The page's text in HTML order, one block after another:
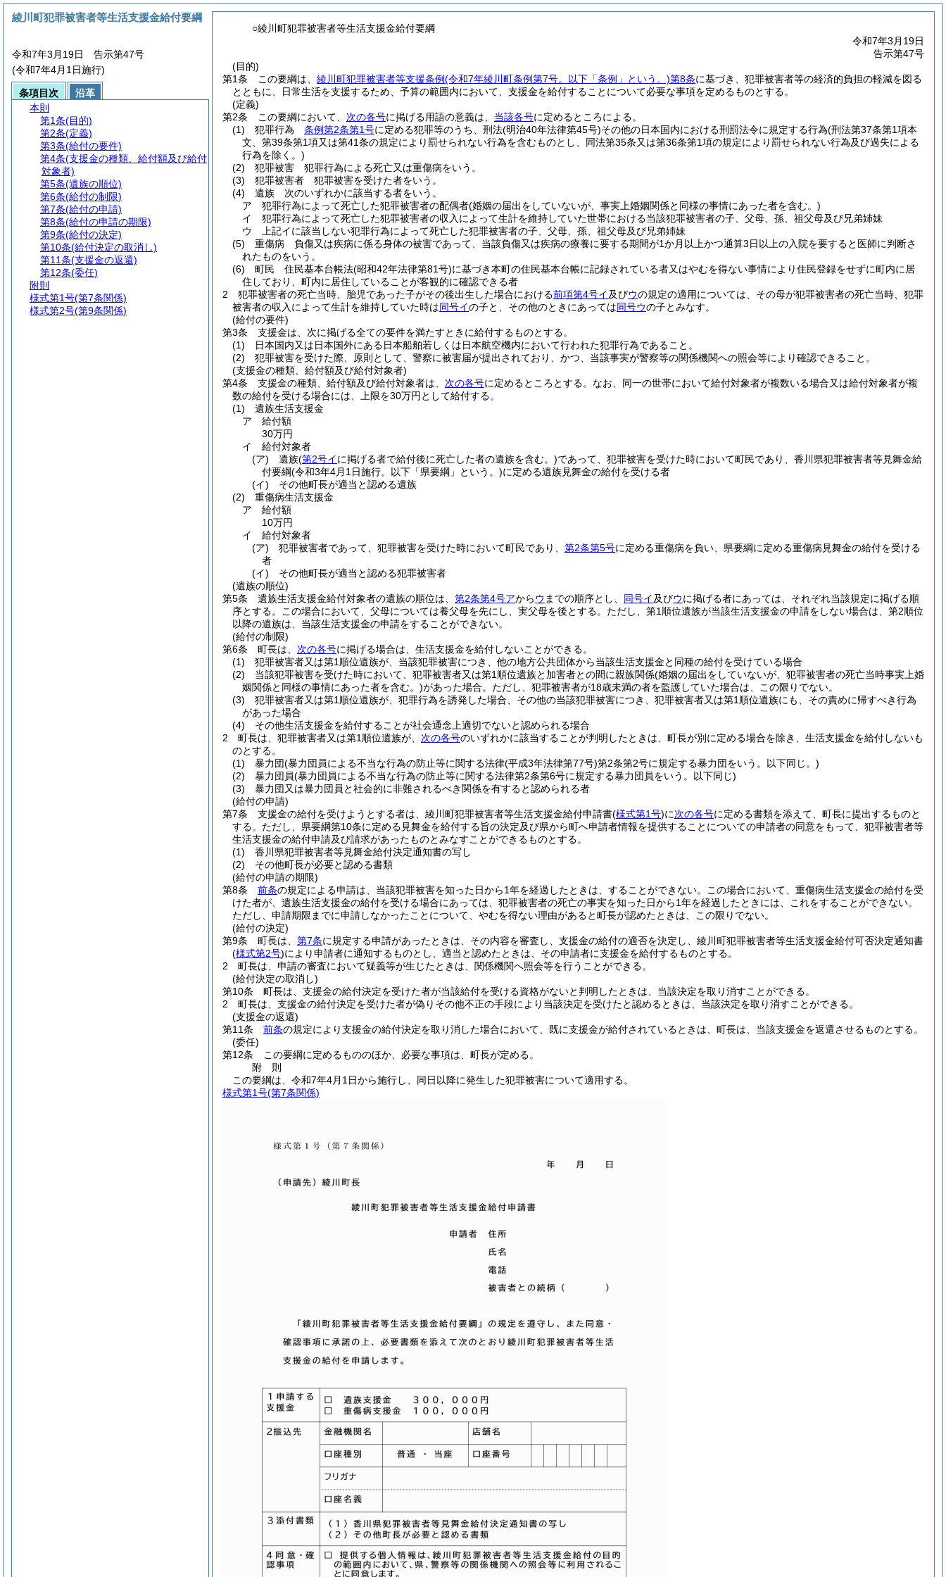
○綾川町犯罪被害者等生活支援金給付要綱
令和7年3月19日
告示第47号
(目的)
第1条
この要綱は、 綾川町犯罪被害者等支援条例(令和7年綾川町条例第7号。以下「条例」という。)第8条に基づき、犯罪被害者等の経済的負担の軽減を図る
とともに、日常生活を支援するため、予算の範囲内において、支援金を給付することについて必要な事項を定めるものとする。
(定義)
第2条
この要綱において、 次の各号に掲げる用語の意義は、 当該各号に定めるところによる。
(1)
犯罪行為 条例第2条第1号に定める犯罪等のうち、刑法(明治40年法律第45号)その他の日本国内における刑罰法令に規定する行為(刑法第37条第1項本
文、第39条第1項又は第41条の規定により罰せられない行為を含むものとし、同法第35条又は第36条第1項の規定により罰せられない行為及び過失による
行為を除く。)
(2)
犯罪被害 犯罪行為による死亡又は重傷病をいう。
(3)
犯罪被害者 犯罪被害を受けた者をいう。
(4)
遺族 次のいずれかに該当する者をいう。
ア
犯罪行為によって死亡した犯罪被害者の配偶者(婚姻の届出をしていないが、事実上婚姻関係と同様の事情にあった者を含む。)
イ
犯罪行為によって死亡した犯罪被害者の収入によって生計を維持していた世帯における当該犯罪被害者の子、父母、孫、祖父母及び兄弟姉妹
ウ
上記イに該当しない犯罪行為によって死亡した犯罪被害者の子、父母、孫、祖父母及び兄弟姉妹
(5)
重傷病 負傷又は疾病に係る身体の被害であって、当該負傷又は疾病の療養に要する期間が1か月以上かつ通算3日以上の入院を要すると医師に判断さ
れたものをいう。
(6)
町民 住民基本台帳法(昭和42年法律第81号)に基づき本町の住民基本台帳に記録されている者又はやむを得ない事情により住民登録をせずに町内に居
住しており、町内に居住していることが客観的に確認できる者
2
犯罪被害者の死亡当時、胎児であった子がその後出生した場合における前項第4号イ及びウの規定の適用については、その母が犯罪被害者の死亡当時、犯罪
被害者の収入によって生計を維持していた時は同号イの子と、その他のときにあっては同号ウの子とみなす。
(給付の要件)
第3条
支援金は、次に掲げる全ての要件を満たすときに給付するものとする。
(1)
日本国内又は日本国外にある日本船舶若しくは日本航空機内において行われた犯罪行為であること。
(2)
犯罪被害を受けた際、原則として、警察に被害届が提出されており、かつ、当該事実が警察等の関係機関への照会等により確認できること。
(支援金の種類、給付額及び給付対象者)
第4条
支援金の種類、給付額及び給付対象者は、 次の各号に定めるところとする。 なお、同一の世帯において給付対象者が複数いる場合又は給付対象者が複
数の給付を受ける場合には、上限を30万円として給付する。
(1)
遺族生活支援金
ア
給付額
30万円
イ
給付対象者
(ア)
遺族(第2号イに掲げる者で給付後に死亡した者の遺族を含む。)であって、犯罪被害を受けた時において町民であり、香川県犯罪被害者等見舞金給
付要綱(令和3年4月1日施行。以下「県要綱」という。)に定める遺族見舞金の給付を受ける者
(イ)
その他町長が適当と認める遺族
(2)
重傷病生活支援金
ア
給付額
10万円
イ
給付対象者
(ア)
犯罪被害者であって、犯罪被害を受けた時において町民であり、第2条第5号に定める重傷病を負い、県要綱に定める重傷病見舞金の給付を受ける
者
(イ)
その他町長が適当と認める犯罪被害者
(遺族の順位)
第5条
遺族生活支援金給付対象者の遺族の順位は、 第2条第4号アからウ までの順序とし、 同号イ及びウに掲げる者にあっては、それぞれ当該規定に掲げる順
序とする。
この場合において、父母については養父母を先にし、実父母を後とする。 ただし、第1順位遺族が当該生活支援金の申請をしない場合は、第2順位
以降の遺族は、当該生活支援金の申請をすることができない。
(給付の制限)
第6条
町長は、 次の各号に掲げる場合は、生活支援金を給付しないことができる。
(1)
犯罪被害者又は第1順位遺族が、当該犯罪被害につき、他の地方公共団体から当該生活支援金と同種の給付を受けている場合
(2)
当該犯罪被害を受けた時において、犯罪被害者又は第1順位遺族と加害者との間に親族関係(婚姻の届出をしていないが、犯罪被害者の死亡当時事実上婚
姻関係と同様の事情にあった者を含む。)があった場合。 ただし、犯罪被害者が18歳未満の者を監護していた場合は、この限りでない。
(3)
犯罪被害者又は第1順位遺族が、犯罪行為を誘発した場合、その他の当該犯罪被害につき、犯罪被害者又は第1順位遺族にも、その責めに帰すべき行為
があった場合
(4)
その他生活支援金を給付することが社会通念上適切でないと認められる場合
2
町長は、犯罪被害者又は第1順位遺族が、 次の各号のいずれかに該当することが判明したときは、町長が別に定める場合を除き、生活支援金を給付しないも
のとする。
(1)
暴力団(暴力団員による不当な行為の防止等に関する法律(平成3年法律第77号)第2条第2号に規定する暴力団をいう。以下同じ。)
(2)
暴力団員(暴力団員による不当な行為の防止等に関する法律第2条第6号に規定する暴力団員をいう。以下同じ)
(3)
暴力団又は暴力団員と社会的に非難されるべき関係を有すると認められる者
(給付の申請)
第7条
支援金の給付を受けようとする者は、綾川町犯罪被害者等生活支援金給付申請書(様式第1号)に次の各号に定める書類を添えて、町長に提出するものと
する。 ただし、県要綱第10条に定める見舞金を給付する旨の決定及び県から町へ申請者情報を提供することについての申請者の同意をもって、犯罪被害者等
生活支援金の給付申請及び請求があったものとみなすことができるものとする。
(1)
香川県犯罪被害者等見舞金給付決定通知書の写し
(2)
その他町長が必要と認める書類
(給付の申請の期限)
第8条
前条の規定による申請は、当該犯罪被害を知った日から1年を経過したときは、することができない。
この場合において、重傷病生活支援金の給付を受
けた者が、遺族生活支援金の給付を受ける場合にあっては、犯罪被害者の死亡の事実を知った日から1年を経過したときには、これをすることができない。
ただし、申請期限までに申請しなかったことについて、やむを得ない理由があると町長が認めたときは、この限りでない。
(給付の決定)
第9条
町長は、 第7条に規定する申請があったときは、その内容を審査し、支援金の給付の適否を決定し、綾川町犯罪被害者等生活支援金給付可否決定通知書
(様式第2号)により申請者に通知するものとし、適当と認めたときは、その申請者に支援金を給付するものとする。
2
町長は、申請の審査において疑義等が生じたときは、関係機関へ照会等を行うことができる。
(給付決定の取消し)
第10条
町長は、支援金の給付決定を受けた者が当該給付を受ける資格がないと判明したときは、当該決定を取り消すことができる。
2
町長は、支援金の給付決定を受けた者が偽りその他不正の手段により当該決定を受けたと認めるときは、当該決定を取り消すことができる。
(支援金の返還)
第11条
前条の規定により支援金の給付決定を取り消した場合において、既に支援金が給付されているときは、町長は、当該支援金を返還させるものとする。
(委任)
第12条
この要綱に定めるもののほか、必要な事項は、町長が定める。
附 則
この要綱は、令和7年4月1日から施行し、同日以降に発生した犯罪被害について適用する。
様式第1号(第7条関係)
綾川町犯罪被害者等生活支援金給付要綱
令和7年3月19日 告示第47号
(令和7年4月1日施行)
条項目次
沿革
本則
第1条(目的)
第2条(定義)
第3条(給付の要件)
第4条(支援金の種類、給付額及び給付
対象者)
第5条(遺族の順位)
第6条(給付の制限)
第7条(給付の申請)
第8条(給付の申請の期限)
第9条(給付の決定)
第10条(給付決定の取消し)
第11条(支援金の返還)
第12条(委任)
附則
様式第1号(第7条関係)
様式第2号(第9条関係)